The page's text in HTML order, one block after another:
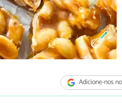
Adicione-nos